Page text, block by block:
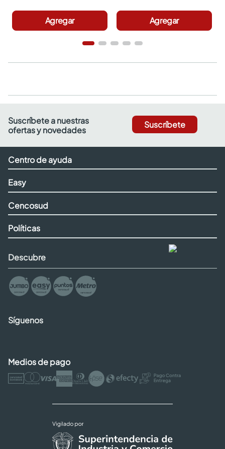
Agregar Agregar
Suscríbete a nuestras
ofertas y novedades
Suscríbete
Centro de ayuda
Easy
Cencosud
Políticas
Descubre
Síguenos
Medios de pago